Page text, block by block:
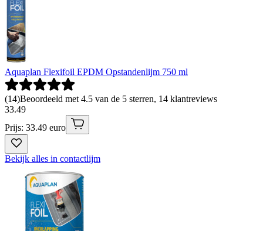
Aquaplan Flexifoil EPDM Opstandenlijm 750 ml
(14)Beoordeeld met 4.5 van de 5 sterren, 14 klantreviews
33.49
Prijs: 33.49 euro
Bekijk alles in contactlijm